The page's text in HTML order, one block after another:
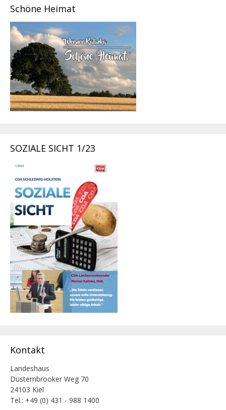
Schöne Heimat
SOZIALE SICHT 1/23
Kontakt
Landeshaus
Düsternbrooker Weg 70
24103 Kiel
Tel.: +49 (0) 431 - 988 1400